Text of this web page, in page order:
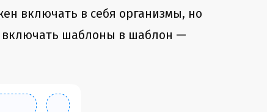
включать в себя организмы, но
включать шаблоны в шаблон —